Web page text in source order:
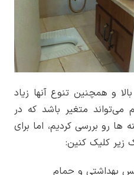
و همچنین تنوع آنها زیاد
متغیر باشد که در
رو بررسی کردیم، اما برای
زیر کلیک کنین:
بهداشتی و حمام